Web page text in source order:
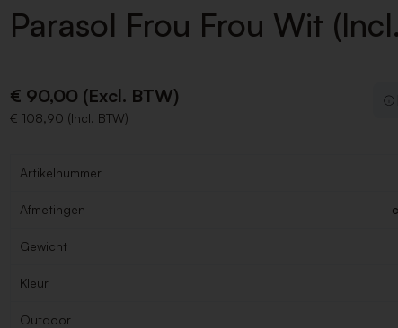
Parasol Frou Frou Wit
€ 90,00 (Excl. BTW)
€ 108,90 (Incl. BTW)
Artikelnummer
Afmetingen
Gewicht
Kleur
Outdoor